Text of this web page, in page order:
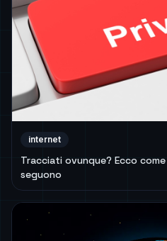
internet
Tracciati ovunque? Ecco
seguono